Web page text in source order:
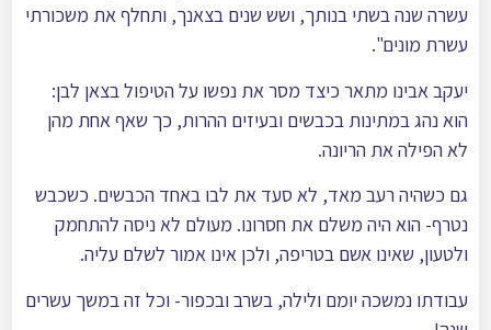
עשרה שנה בשתי בנותך, ושש שנים בצאנך, ותחלף את משכורתי
עשרת מונים".
יעקב אבינו מתאר כיצד מסר את נפשו על הטיפול בצאן לבן:
הוא נהג במתינות בכבשים ובעיזים ההרות, כך שאף אחת מהן
לא הפילה את הריונה.
גם כשהיה רעב מאד, לא סעד את לבו באחד הכבשים. כשכבש
נטרף- הוא היה משלם את חסרונו. מעולם לא ניסה להתחמק
ולטעון, שאינו אשם בטריפה, ולכן אינו אמור לשלם עליה.
עבודתו נמשכה יומם ולילה, בשרב ובכפור- וכל זה במשך עשרים